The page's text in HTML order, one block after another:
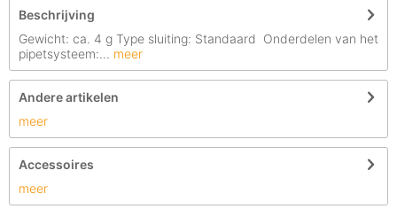
Beschrijving
Gewicht: ca. 4 g Type sluiting: Standaard Onderdelen van het
pipetsysteem:... meer
Andere artikelen
meer
Accessoires
meer